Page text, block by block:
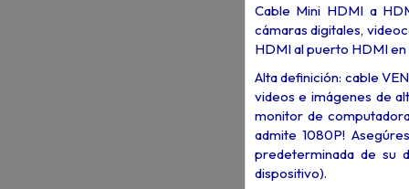
Cable Mini HDMI a
cámaras digitales,
HDMI al puerto HDMI
Alta definición: cable
videos e imágenes de
monitor de
admite 1080P!
predeterminada de su
dispositivo).